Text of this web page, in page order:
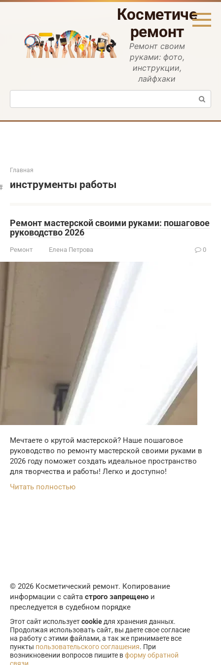
Перейти
ремонт
Ремонт своим
руками: фото,
инструкции,
лайфхаки
Поиск:
Главная
инструменты работы
Ремонт мастерской своими руками: пошаговое
руководство 2026
Ремонт Елена Петрова 0
Мечтаете о крутой мастерской? Наше пошаговое
руководство по ремонту мастерской своими руками в
2026 году поможет создать идеальное пространство
для творчества и работы! Легко и доступно!
Читать полностью
© 2026 Косметический ремонт. Копирование
информации с сайта строго запрещено и
преследуется в судебном порядке
Этот сайт используетcookie для хранения данных.
Продолжая использовать сайт, вы даете свое согласие
на работу с этими файлами, а так же принимаете все
пункты пользовательского соглашения. При
возникновении вопросов пишите вформу обратной